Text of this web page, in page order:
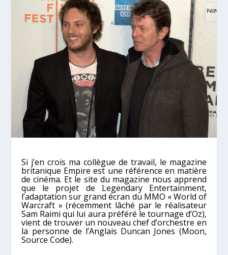
Si j’en crois ma collègue de travail, le magazine
britanique Empire est une référence en matière
de cinéma. Et le site du magazine nous apprend
que le projet de Legendary Entertainment,
l’adaptation sur grand écran du MMO « World of
Warcraft » (récemment lâché par le réalisateur
Sam Raimi qui lui aura préféré le tournage d’Oz),
vient de trouver un nouveau chef d’orchestre en
la personne de l’Anglais Duncan Jones (Moon,
Source Code).